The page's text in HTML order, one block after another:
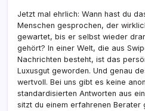
Jetzt mal ehrlich: Wann hast du
Menschen gesprochen, der
gewartet, bis er selbst wieder
gehört? In einer Welt, die aus
Nachrichten besteht, ist das
Luxusgut geworden. Und genau
wertvoll. Bei uns gibt es keine
standardisierten Antworten aus
sitzt du einem erfahrenen Berater